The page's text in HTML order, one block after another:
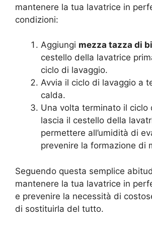
mantenere la tua lavatrice in
condizioni:
Aggiungi mezza tazza di
cestello della lavatrice
ciclo di lavaggio.
Avvia il ciclo di lavaggio a
calda.
Una volta terminato il ciclo
lascia il cestello della
permettere all’umidità di
prevenire la formazione di
Seguendo questa semplice
mantenere la tua lavatrice in
e prevenire la necessità di
di sostituirla del tutto.